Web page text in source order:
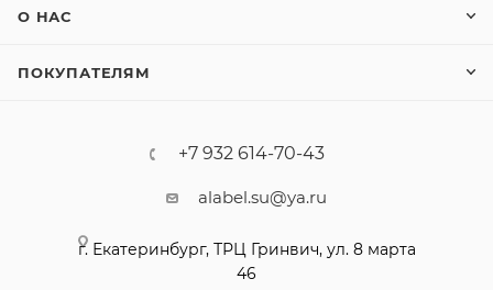
О НАС
ПОКУПАТЕЛЯМ
+7 932 614-70-43
alabel.su@ya.ru